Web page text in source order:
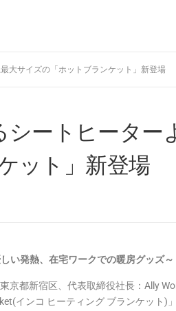
大サイズの「ホットブランケット」新登場
ートヒーター
ット」新登場
い発熱、在宅ワークでの暖房グッズ～
京都新宿区、代表取締役社長：Ally
インコ ヒーティング ブランケット)